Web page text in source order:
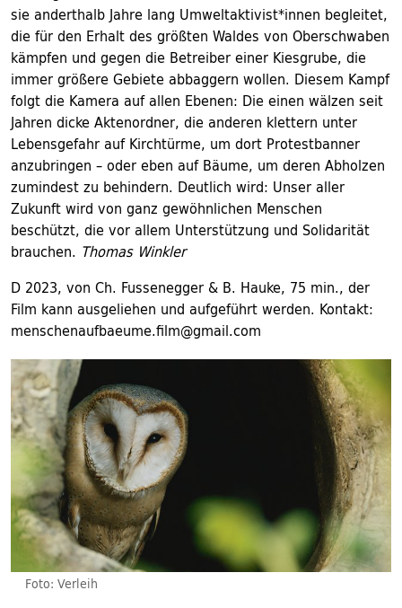
sie anderthalb Jahre lang Umweltaktivist*innen begleitet,
die für den Erhalt des größten Waldes von Oberschwaben
kämpfen und gegen die Betreiber einer Kiesgrube, die
immer größere Gebiete abbaggern wollen. Diesem Kampf
folgt die Kamera auf allen Ebenen: Die einen wälzen seit
Jahren dicke Aktenordner, die anderen klettern unter
Lebensgefahr auf Kirchtürme, um dort Protestbanner
anzubringen – oder eben auf Bäume, um deren Abholzen
zumindest zu behindern. Deutlich wird: Unser aller
Zukunft wird von ganz gewöhnlichen Menschen
beschützt, die vor allem Unterstützung und Solidarität
brauchen. Thomas Winkler
D 2023, von Ch. Fussenegger & B. Hauke, 75 min., der
Film kann ausgeliehen und aufgeführt werden. Kontakt:
menschenaufbaeume.film@gmail.com
Foto: Verleih